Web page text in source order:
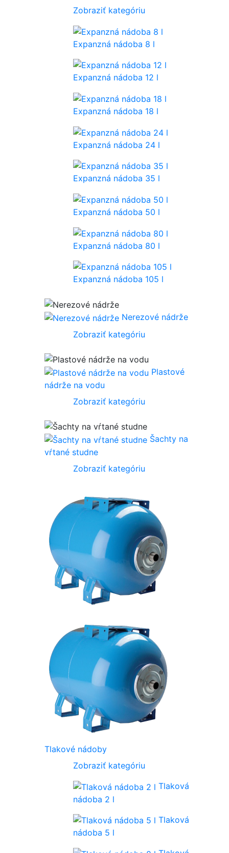
Zobraziť kategóriu
Expanzná nádoba 8 l
Expanzná nádoba 12 l
Expanzná nádoba 18 l
Expanzná nádoba 24 l
Expanzná nádoba 35 l
Expanzná nádoba 50 l
Expanzná nádoba 80 l
Expanzná nádoba 105 l
Nerezové nádrže
Zobraziť kategóriu
Plastové
nádrže na vodu
Zobraziť kategóriu
Šachty na
vŕtané studne
Zobraziť kategóriu
Tlakové nádoby
Zobraziť kategóriu
Tlaková
nádoba 2 l
Tlaková
nádoba 5 l